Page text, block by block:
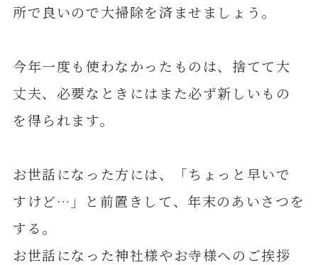
所で良いので大掃除を済ませましょう。
今年一度も使わなかったものは、捨てて大
丈夫、必要なときにはまた必ず新しいもの
を得られます。
お世話になった方には、「ちょっと早いで
すけど…」と前置きして、年末のあいさつを
する。
お世話になった神社様やお寺様へのご挨拶